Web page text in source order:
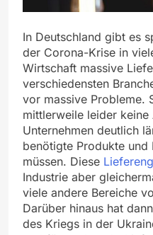
In Deutschland gibt es
der Corona-Krise in
Wirtschaft massive
verschiedensten
vor massive Probleme.
mittlerweile leider keine
Unternehmen deutlich
benötigte Produkte und
müssen. Diese
Industrie aber
viele andere Bereiche
Darüber hinaus hat
des Kriegs in der